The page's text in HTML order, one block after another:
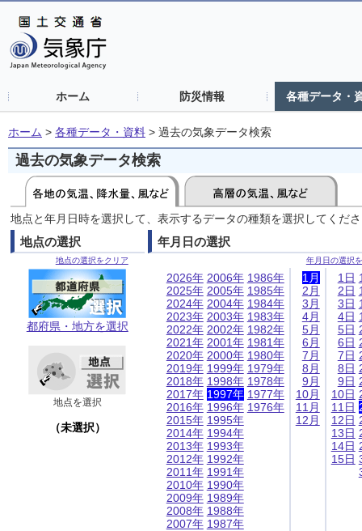
ホーム 防災情報 各種データ・
ホーム > 各種データ・資料 > 過去の気象データ検索
過去の気象データ検索
地点と年月日時を選択して、表示するデータの種類を選択してくだ
地点の選択
地点の選択をクリア
都府県・地方を選択
地点を選択
（未選択）
年月日の選択
年月日の選択
2026年
2025年
2024年
2023年
2022年
2021年
2020年
2019年
2018年
2017年
2016年
2015年
2014年
2013年
2012年
2011年
2010年
2009年
2008年
2007年
2006年
2005年
2004年
2003年
2002年
2001年
2000年
1999年
1998年
1997年
1996年
1995年
1994年
1993年
1992年
1991年
1990年
1989年
1988年
1987年
1986年
1985年
1984年
1983年
1982年
1981年
1980年
1979年
1978年
1977年
1976年
1月
2月
3月
4月
5月
6月
7月
8月
9月
10月
11月
12月
1日
2日
3日
4日
5日
6日
7日
8日
9日
10日
11日
12日
13日
14日
15日